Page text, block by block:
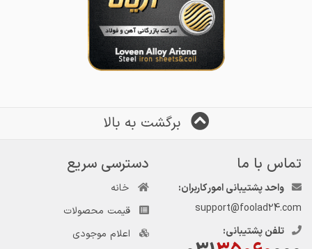
برگشت به بالا
تماس با ما
واحد پشتیبانی امور کاربران:
support@foolad24.com
تلفن پشتیبانی:
دسترسی سریع
خانه
قیمت محصولات
اعلام موجودی